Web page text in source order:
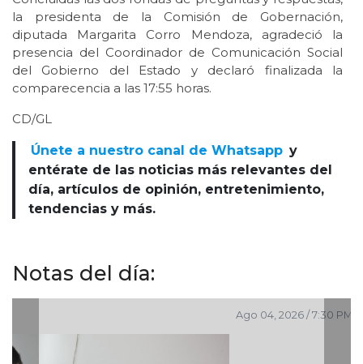
la presidenta de la Comisión de Gobernación,
diputada Margarita Corro Mendoza, agradeció la
presencia del Coordinador de Comunicación Social
del Gobierno del Estado y declaró finalizada la
comparecencia a las 17:55 horas.
CD/GL
Únete a nuestro canal de Whatsapp y
entérate de las noticias más relevantes del
día, artículos de opinión, entretenimiento,
tendencias y más.
Notas del día: